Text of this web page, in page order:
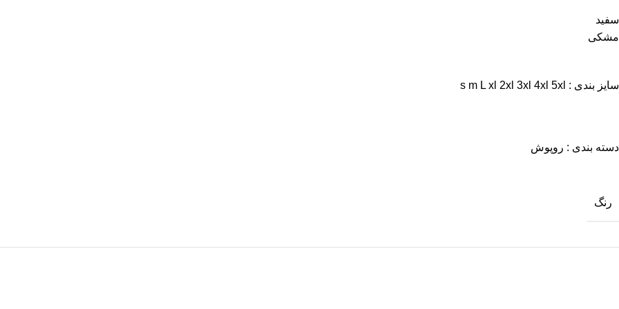
سفید
مشکی
سایز بندی : s m L xl 2xl 3xl 4xl 5xl
دسته بندی : روپوش
رنگ